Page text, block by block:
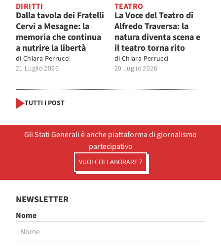
DIRITTI
Dalla tavola dei Fratelli
Cervi a Mesagne: la
memoria che continua
a nutrire la libertà
di Chiara Perrucci
21 Luglio 2026
TEATRO
La Voce del Teatro di
Alfredo Traversa: la
natura diventa scena e
il teatro torna rito
di Chiara Perrucci
20 Luglio 2026
TUTTI I POST
Gli Stati Generali è anche piattaforma di giornalismo
partecipativo
VUOI COLLABORARE ?
NEWSLETTER
Nome